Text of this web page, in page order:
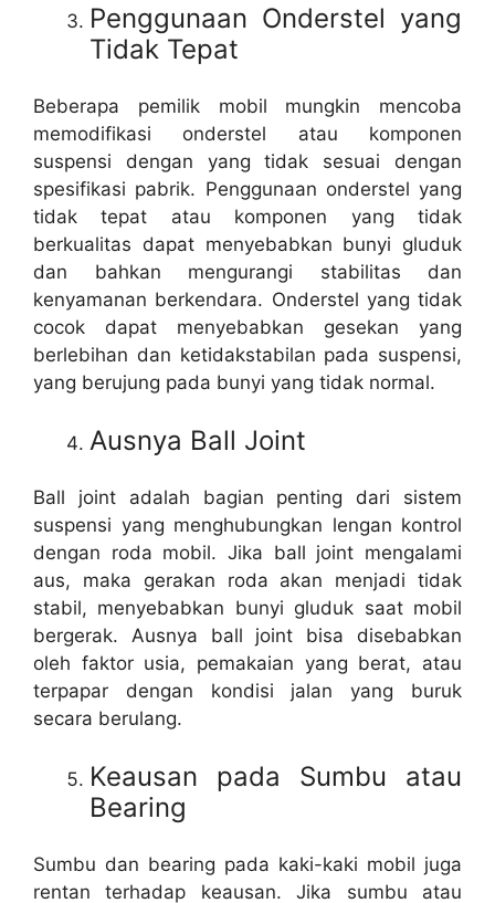
Penggunaan Onderstel yang
Tidak Tepat
Beberapa pemilik mobil mungkin mencoba
memodifikasi onderstel atau komponen
suspensi dengan yang tidak sesuai dengan
spesifikasi pabrik. Penggunaan onderstel yang
tidak tepat atau komponen yang tidak
berkualitas dapat menyebabkan bunyi gluduk
dan bahkan mengurangi stabilitas dan
kenyamanan berkendara. Onderstel yang tidak
cocok dapat menyebabkan gesekan yang
berlebihan dan ketidakstabilan pada suspensi,
yang berujung pada bunyi yang tidak normal.
Ausnya Ball Joint
Ball joint adalah bagian penting dari sistem
suspensi yang menghubungkan lengan kontrol
dengan roda mobil. Jika ball joint mengalami
aus, maka gerakan roda akan menjadi tidak
stabil, menyebabkan bunyi gluduk saat mobil
bergerak. Ausnya ball joint bisa disebabkan
oleh faktor usia, pemakaian yang berat, atau
terpapar dengan kondisi jalan yang buruk
secara berulang.
Keausan pada Sumbu atau
Bearing
Sumbu dan bearing pada kaki-kaki mobil juga
rentan terhadap keausan. Jika sumbu atau